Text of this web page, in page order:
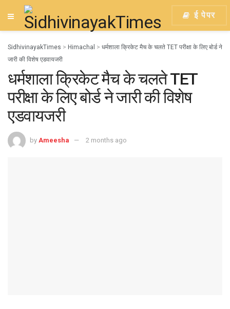
ई पेपर
SidhivinayakTimes > Himachal > धर्मशाला क्रिकेट मैच के चलते TET परीक्षा के लिए बोर्ड ने
जारी की विशेष एडवायजरी
धर्मशाला क्रिकेट मैच के चलते TET
परीक्षा के लिए बोर्ड ने जारी की विशेष
एडवायजरी
by Ameesha 2 months ago